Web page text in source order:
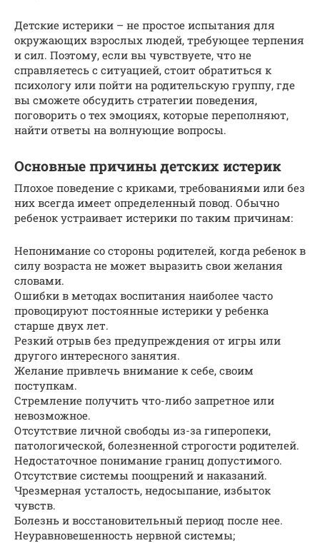
Детские истерики – не простое испытания для
окружающих взрослых людей, требующее терпения
и сил. Поэтому, если вы чувствуете, что не
справляетесь с ситуацией, стоит обратиться к
психологу или пойти на родительскую группу, где
вы сможете обсудить стратегии поведения,
поговорить о тех эмоциях, которые переполняют,
найти ответы на волнующие вопросы.
Основные причины детских истерик
Плохое поведение с криками, требованиями или без
них всегда имеет определенный повод. Обычно
ребенок устраивает истерики по таким причинам:
Непонимание со стороны родителей, когда ребенок в
силу возраста не может выразить свои желания
словами.
Ошибки в методах воспитания наиболее часто
провоцируют постоянные истерики у ребенка
старше двух лет.
Резкий отрыв без предупреждения от игры или
другого интересного занятия.
Желание привлечь внимание к себе, своим
поступкам.
Стремление получить что-либо запретное или
невозможное.
Отсутствие личной свободы из-за гиперопеки,
патологической, болезненной строгости родителей.
Недостаточное понимание границ допустимого.
Отсутствие системы поощрений и наказаний.
Чрезмерная усталость, недосыпание, избыток
чувств.
Болезнь и восстановительный период после нее.
Неуравновешенность нервной системы;